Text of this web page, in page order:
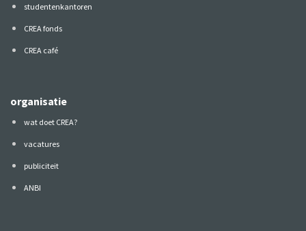
studentenkantoren
CREA fonds
CREA café
organisatie
wat doet CREA?
vacatures
publiciteit
ANBI